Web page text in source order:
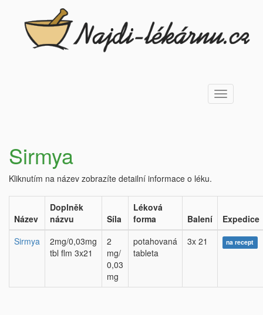
Toggle
navigation
Sirmya
Kliknutím na název zobrazíte detailní informace o léku.
Název
Doplněk
názvu
Síla
Léková
forma
Balení
Expedice
Sirmya
2mg/0,03mg
tbl flm 3x21
2
mg/
0,03
mg
potahovaná
tableta
3x 21 na recept